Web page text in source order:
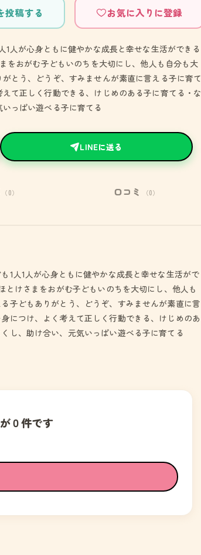
投稿する お気に入りに登録
人が心身ともに健やかな成長と幸せな生活ができる
をおがむ子どもいのちを大切にし、他人も自分も大
とう、どうぞ、すみませんが素直に言える子に育て
て正しく行動できる、けじめのある子に育てる・な
っぱい遊べる子に育てる
LINEに送る
（0） 口コミ （0）
1人1人が心身ともに健やかな成長と幸せな生活がで
けさまをおがむ子どもいのちを大切にし、他人も
子どもありがとう、どうぞ、すみませんが素直に言
につけ、よく考えて正しく行動できる、けじめのあ
し、助け合い、元気いっぱい遊べる子に育てる
０件です